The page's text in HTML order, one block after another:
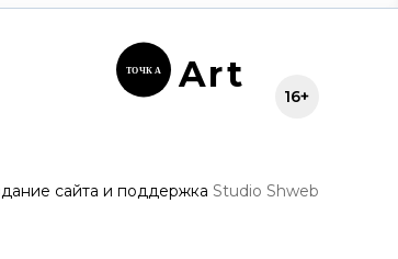
ТОЧК А Art
16+
сайта и поддержка Studio Shweb